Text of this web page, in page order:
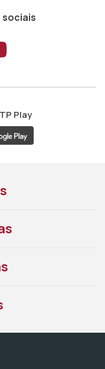
sociais
ao ao
Aceder
Play